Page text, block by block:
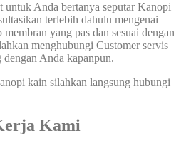
untuk Anda bertanya seputar Kanopi
terlebih dahulu mengenai
membran yang pas dan sesuai dengan
menghubungi Customer servis
Anda kapanpun.
kain silahkan langsung hubungi
Kami